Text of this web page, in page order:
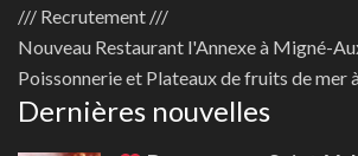
/// Recrutement ///
Nouveau Restaurant l'Annexe à Migné-
Poissonnerie et Plateaux de fruits de mer
Dernières nouvelles